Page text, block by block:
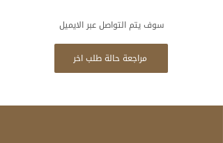
سوف يتم التواصل عبر الايميل
مراجعة حالة طلب اخر